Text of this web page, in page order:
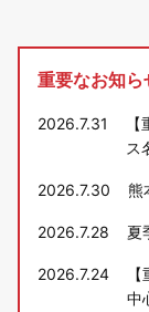
重要なお知ら
2026.7.31
ス
2026.7.30 熊
2026.7.28 夏
2026.7.24
中